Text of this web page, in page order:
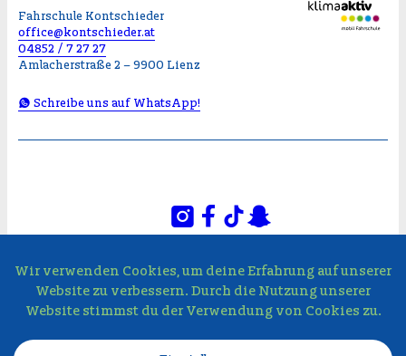
Fahrschule Kontschieder
office@kontschieder.at
04852 / 7 27 27
Amlacherstraße 2 – 9900 Lienz
Schreibe uns auf WhatsApp!
© FAHRSCHULE KONTSCHIEDER